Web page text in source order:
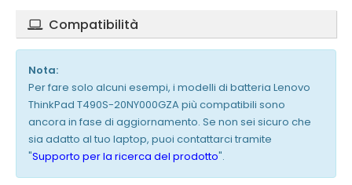
Compatibilità
Nota:
Per fare solo alcuni esempi, i modelli di batteria Lenovo
ThinkPad T490S-20NY000GZA più compatibili sono
ancora in fase di aggiornamento. Se non sei sicuro che
sia adatto al tuo laptop, puoi contattarci tramite
"Supporto per la ricerca del prodotto".